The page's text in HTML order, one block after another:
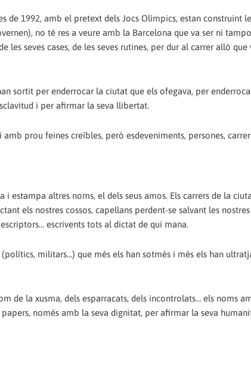
de 1992, amb el pretext dels Jocs Olímpics, estan construint
no té res a veure amb la Barcelona que va ser ni
les seves cases, de les seves rutines, per dur al carrer allò
sortit per enderrocar la ciutat que els ofegava, per
i per afirmar la seva llibertat.
amb prou feines creïbles, però esdeveniments, persones,
estampa altres noms, el dels seus amos. Els carrers de la
els nostres cossos, capellans perdent-se salvant les
escrivents tots al dictat de qui mana.
(polítics, militars…) que més els han sotmès i més els han
de la xusma, dels esparracats, dels incontrolats… els noms
només amb la seva dignitat, per afirmar la seva